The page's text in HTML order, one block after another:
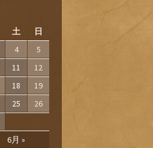
土 日
6月 »
4
5
11
12
18
19
25
26